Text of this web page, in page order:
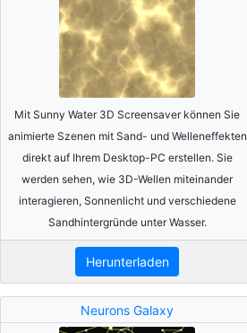
Mit Sunny Water 3D Screensaver können Sie
animierte Szenen mit Sand- und Welleneffekten
direkt auf Ihrem Desktop-PC erstellen. Sie
werden sehen, wie 3D-Wellen miteinander
interagieren, Sonnenlicht und verschiedene
Sandhintergründe unter Wasser.
Herunterladen
Neurons Galaxy